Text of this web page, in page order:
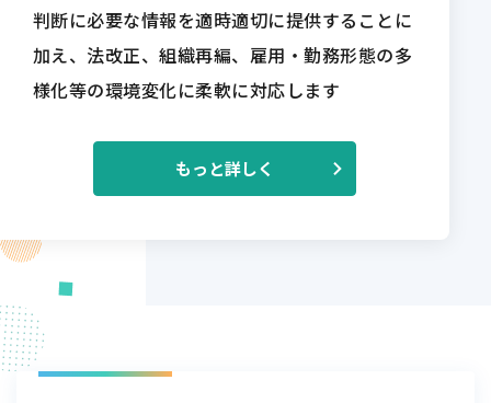
判断に必要な情報を適時適切に提供することに
加え、法改正、組織再編、雇用・勤務形態の多
様化等の環境変化に柔軟に対応します
もっと詳しく